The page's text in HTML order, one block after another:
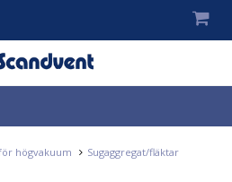
högvakuum
Sugaggregat/fläktar